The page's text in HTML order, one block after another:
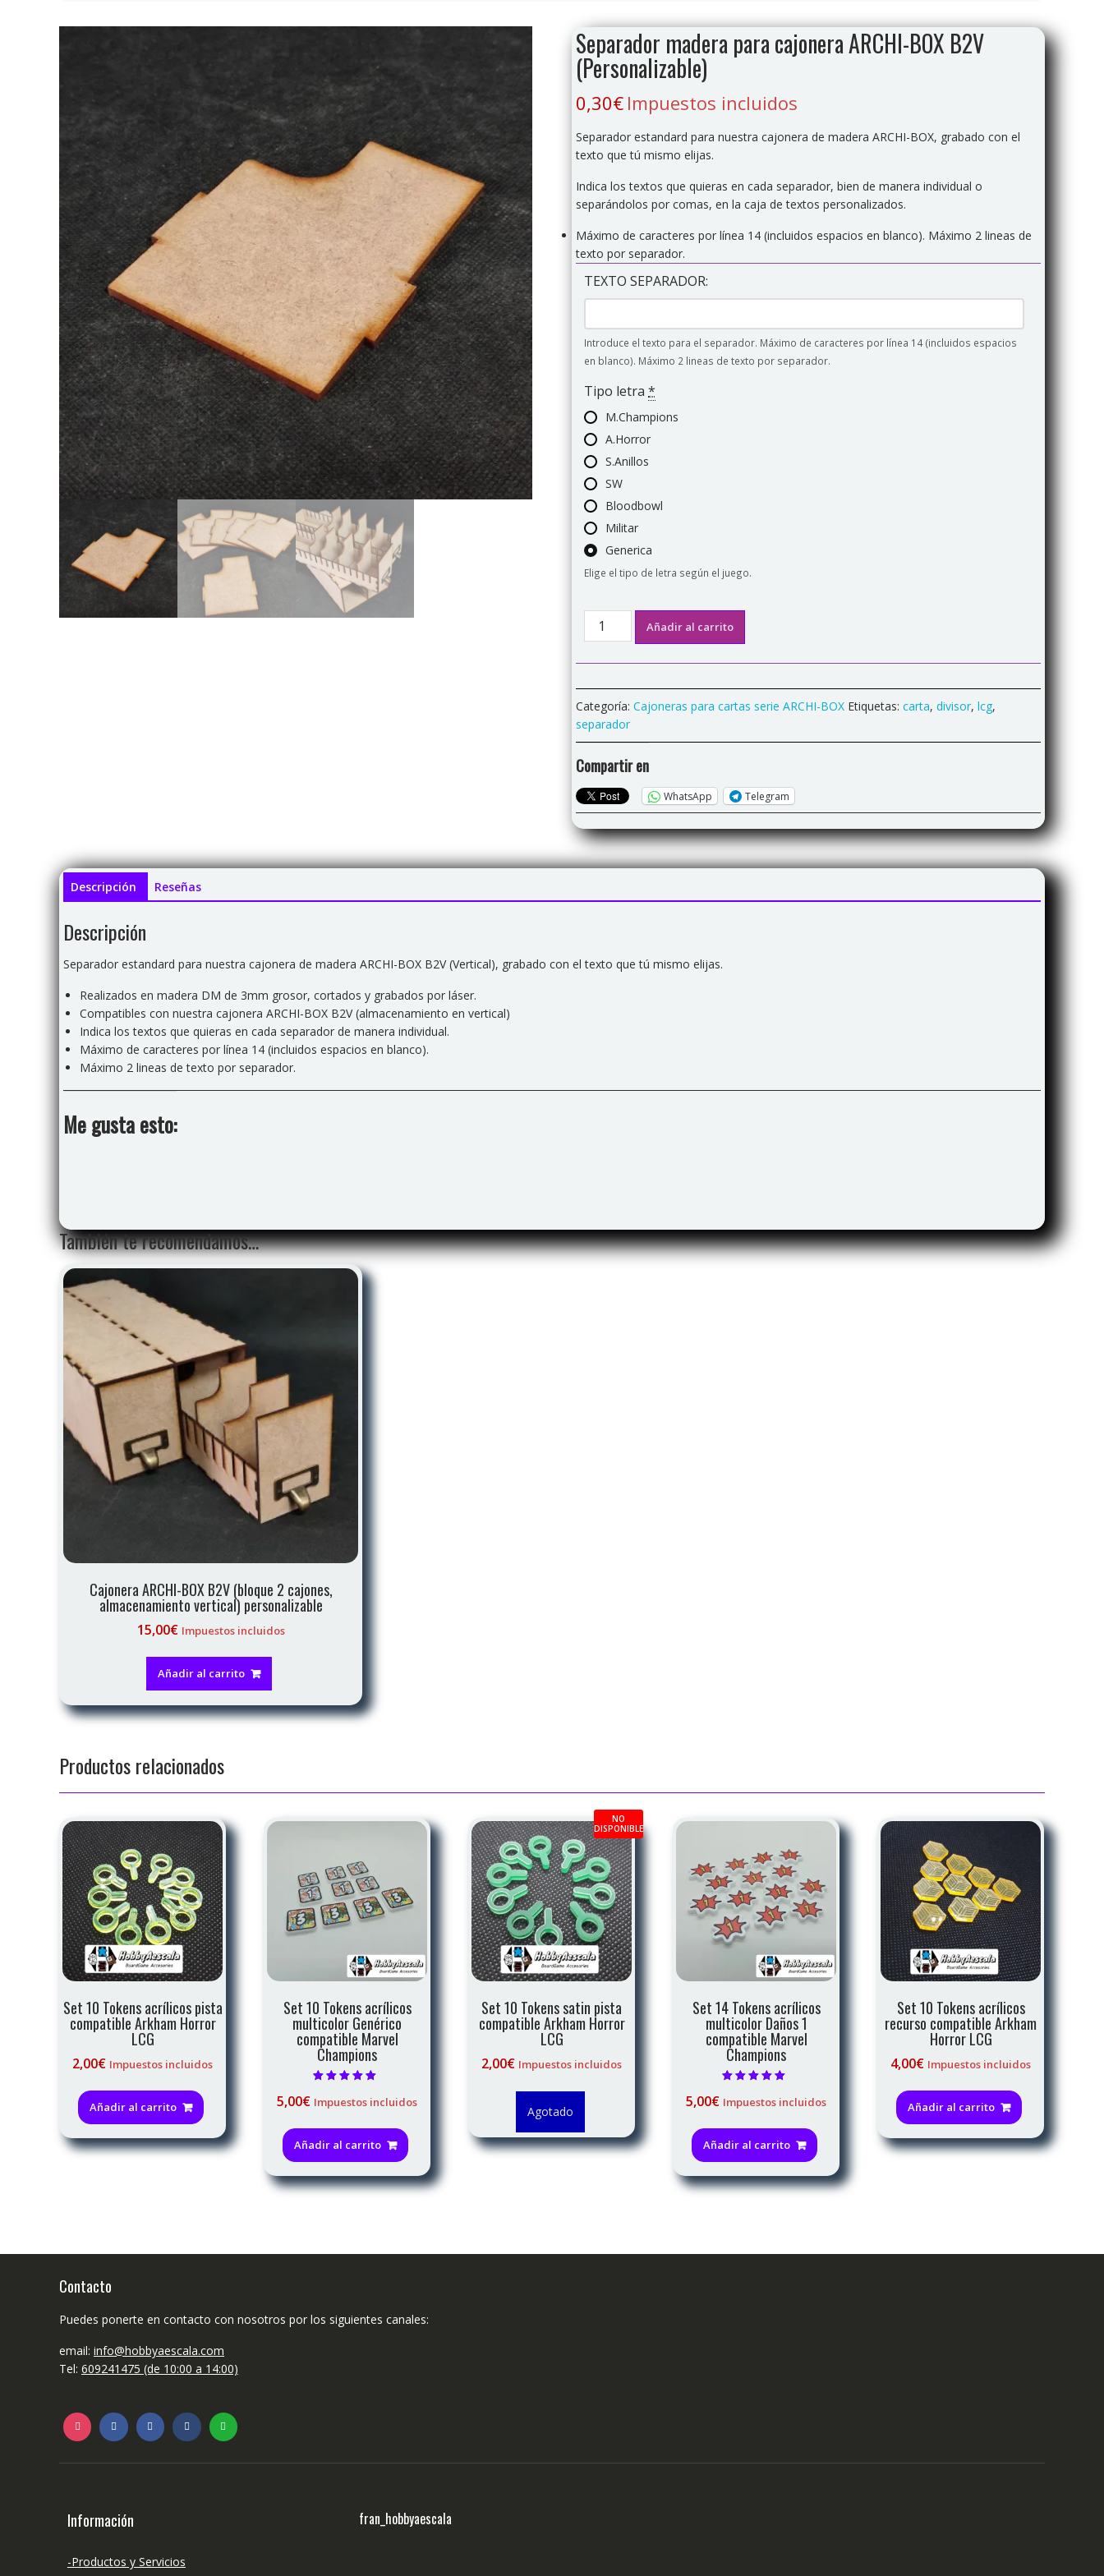
Separador madera para cajonera ARCHI-BOX B2V
(Personalizable)
0,30€ Impuestos incluidos
Separador estandard para nuestra cajonera de madera ARCHI-BOX, grabado con el
texto que tú mismo elijas.
Indica los textos que quieras en cada separador, bien de manera individual o
separándolos por comas, en la caja de textos personalizados.
Máximo de caracteres por línea 14 (incluidos espacios en blanco). Máximo 2 lineas de
texto por separador.
TEXTO SEPARADOR:
Introduce el texto para el separador. Máximo de caracteres por línea 14 (incluidos espacios
en blanco). Máximo 2 lineas de texto por separador.
Tipo letra *
M.Champions
A.Horror
S.Anillos
SW
Bloodbowl
Militar
Generica
Elige el tipo de letra según el juego.
Separador
ARCHI-
BOX
B2V
(Personalizable)
cantidad
Añadir al carrito
Categoría: Cajoneras para cartas serie ARCHI-BOX Etiquetas: carta, divisor, lcg,
separador
Compartir en
WhatsApp Telegram
Descripción Reseñas
Descripción
Separador estandard para nuestra cajonera de madera ARCHI-BOX B2V (Vertical), grabado con el texto que tú mismo elijas.
Realizados en madera DM de 3mm grosor, cortados y grabados por láser.
Compatibles con nuestra cajonera ARCHI-BOX B2V (almacenamiento en vertical)
Indica los textos que quieras en cada separador de manera individual.
Máximo de caracteres por línea 14 (incluidos espacios en blanco).
Máximo 2 lineas de texto por separador.
Me gusta esto:
También te recomendamos…
Cajonera ARCHI-BOX B2V (bloque 2 cajones,
almacenamiento vertical) personalizable
15,00€ Impuestos incluidos
Añadir al carrito
Productos relacionados
Set 10 Tokens acrílicos pista
compatible Arkham Horror
LCG
2,00€ Impuestos incluidos
Añadir al carrito
Set 10 Tokens acrílicos
multicolor Genérico
compatible Marvel
Champions
5.00
de 5
5,00€ Impuestos incluidos
Añadir al carrito
NO
DISPONIBLE
Set 10 Tokens satin pista
compatible Arkham Horror
LCG
2,00€ Impuestos incluidos
Agotado
Set 14 Tokens acrílicos
multicolor Daños 1
compatible Marvel
Champions
5.00
de 5
5,00€ Impuestos incluidos
Añadir al carrito
Set 10 Tokens acrílicos
recurso compatible Arkham
Horror LCG
4,00€ Impuestos incluidos
Añadir al carrito
Contacto
Puedes ponerte en contacto con nosotros por los siguientes canales:
email: info@hobbyaescala.com
Tel: 609241475 (de 10:00 a 14:00)
Información
-Productos y Servicios
fran_hobbyaescala